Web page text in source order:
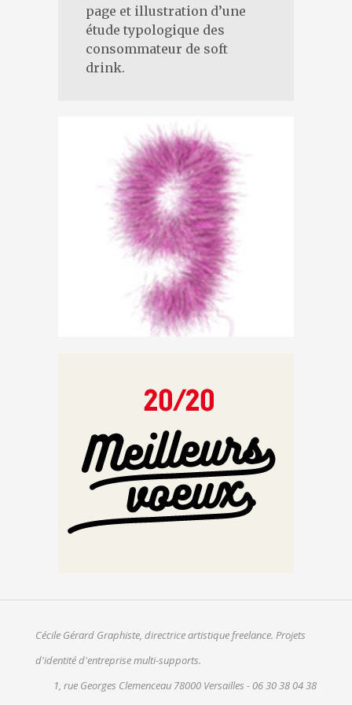
page et illustration d’une
étude typologique des
consommateur de soft
drink.
Cécile Gérard Graphiste, directrice artistique freelance. Projets
d'identité d'entreprise multi-supports.
1, rue Georges Clemenceau 78000 Versailles - 06 30 38 04 38